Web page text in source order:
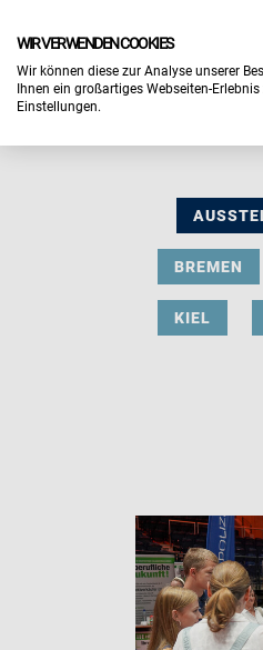
BREMEN
KIEL
WIR VERWENDEN COOKIES
Wir können diese zur Analyse unserer
Ihnen ein großartiges Webseiten-
Einstellungen.